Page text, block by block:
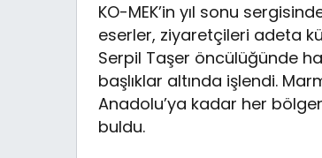
KO-MEK’in yıl sonu
eserler, ziyaretçileri adeta
Serpil Taşer öncülüğünde
başlıklar altında işlendi.
Anadolu’ya kadar her
buldu.